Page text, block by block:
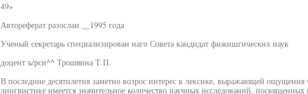
49»
Автореферат разослан __1995 года
Ученый секретарь специализирован наго Совета кандидат фижишгическнх наук
доцент ъ/рси^^ Трошяина Т.П.
В последние десятилетия заметно возрос интерес к лексике, выражающей ощущения
лингвистике имеется значительное количество научных исследований, посвященных